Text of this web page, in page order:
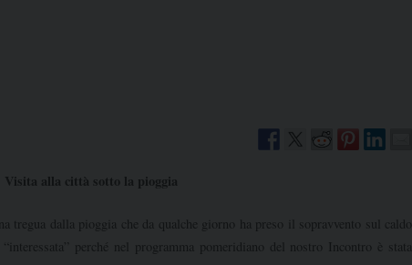
Visita alla città sotto la pioggia
dalla pioggia che da qualche giorno ha preso il sopravvento sul caldo
perché nel programma pomeridiano del nostro Incontro è stata